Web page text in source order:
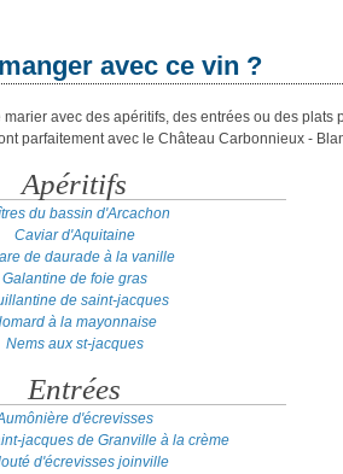
avec ce vin ?
avec des apéritifs, des entrées ou des plats
parfaitement avec le Château Carbonnieux -
Apéritifs
du bassin d'Arcachon
Caviar d'Aquitaine
de daurade à la vanille
Galantine de foie gras
de saint-jacques
à la mayonnaise
Nems aux st-jacques
Entrées
d'écrevisses
jacques de Granville à la crème
d'écrevisses joinville